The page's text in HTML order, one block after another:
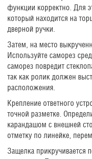
функции корректно. Для
который находится на
дверной ручки.
Затем, на место
Используйте саморез
саморез повредит
так как ролик должен
расположения.
Крепление ответного
точной разметке.
карандашом с внешней
отметку по линейке,
Защелка